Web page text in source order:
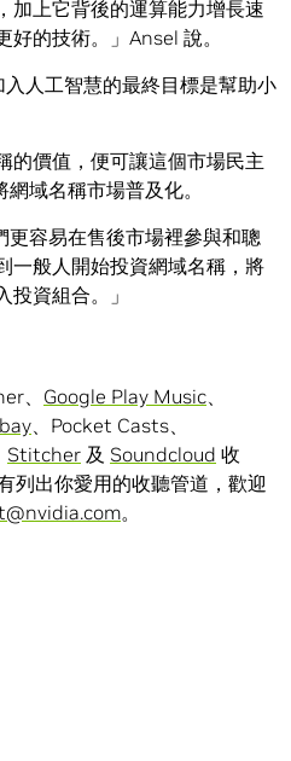
加上它背後的運算能力增長速
的技術。」Ansel 說。
人工智慧的最終目標是幫助小
的價值，便可讓這個市場民主
域名稱市場普及化。
容易在售後市場裡參與和聰
一般人開始投資網域名稱，將
資組合。」
、 Google Play Music、
、Pocket Casts、
Stitcher 及 Soundcloud 收
列出你愛用的收聽管道，歡迎
。